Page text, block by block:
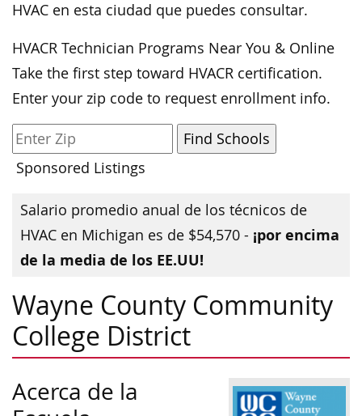
HVAC en esta ciudad que puedes consultar.
HVACR Technician Programs Near You & Online
Take the first step toward HVACR certification.
Enter your zip code to request enrollment info.
Sponsored Listings
Salario promedio anual de los técnicos de
HVAC en Michigan es de $54,570 - ¡por encima
de la media de los EE.UU!
Wayne County Community
College District
Acerca de la